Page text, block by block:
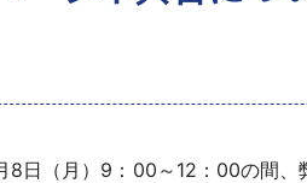
8日（月）9：00～12：00の間、